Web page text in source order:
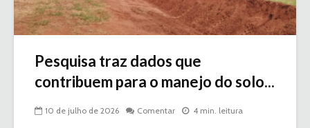
Pesquisa traz dados que
contribuem para o manejo do solo...
10 de julho de 2026 Comentar 4 min. leitura